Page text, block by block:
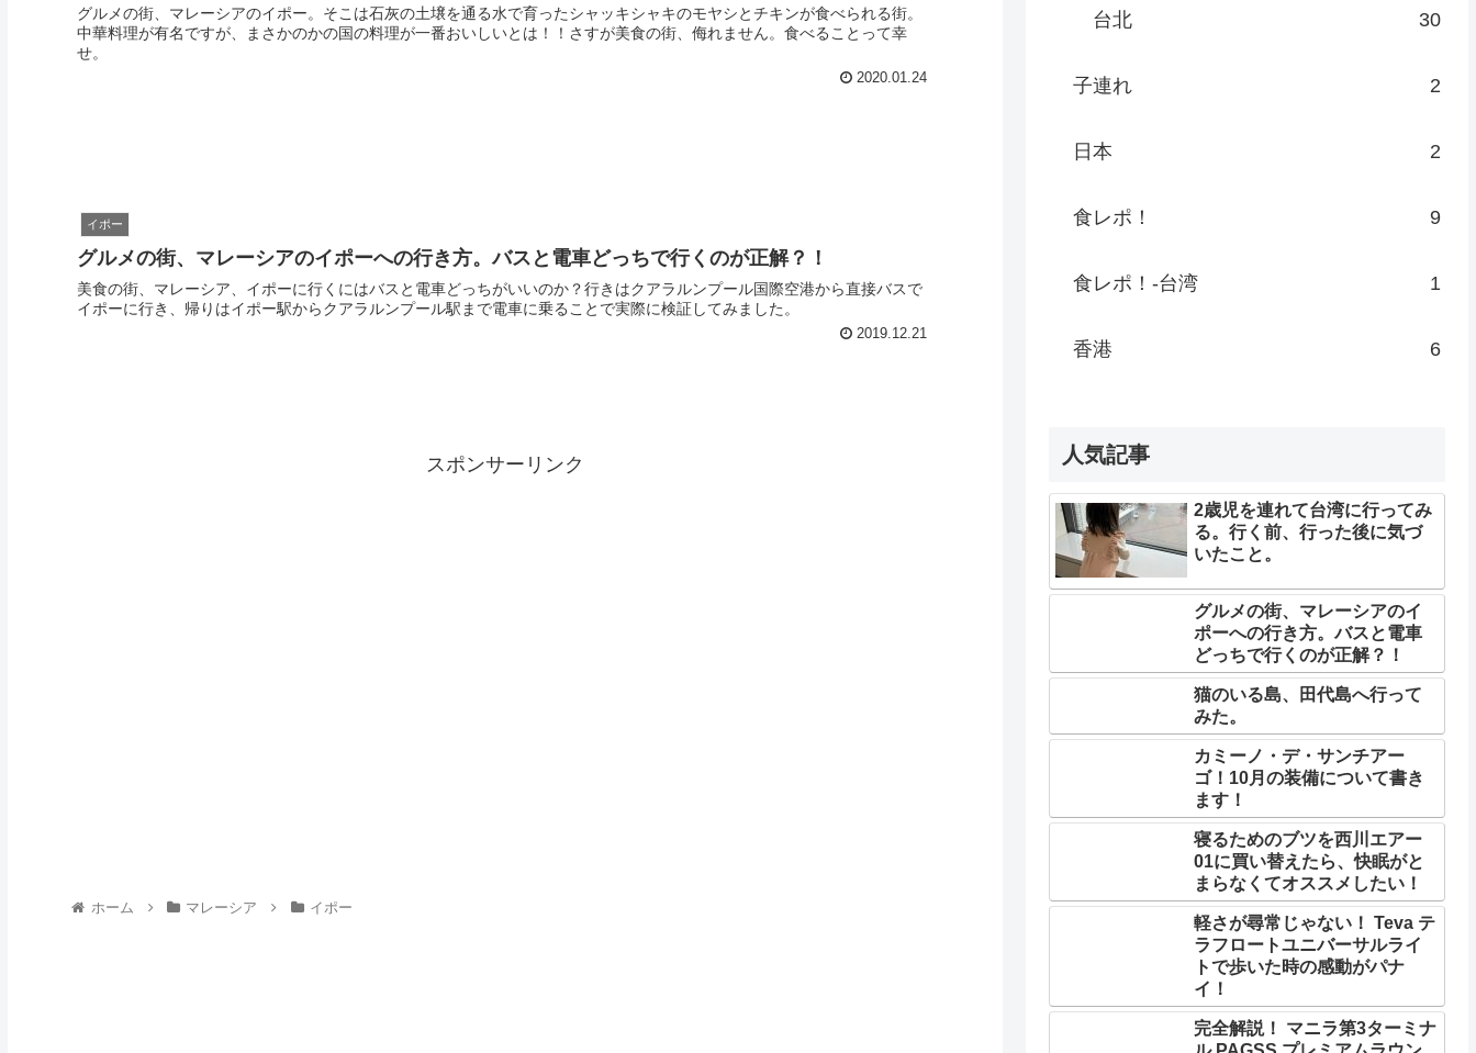
グルメの街、マレーシアのイポー。そこは石灰の土壌を通る水で育ったシャッキシャキのモヤシとチキンが食べられる街。
中華料理が有名ですが、まさかのかの国の料理が一番おいしいとは！！さすが美食の街、侮れません。食べることって幸
せ。
2020.01.24
イポー
グルメの街、マレーシアのイポーへの行き方。バスと電車どっちで行くのが正解？！
美食の街、マレーシア、イポーに行くにはバスと電車どっちがいいのか？行きはクアラルンプール国際空港から直接バスで
イポーに行き、帰りはイポー駅からクアラルンプール駅まで電車に乗ることで実際に検証してみました。
2019.12.21
スポンサーリンク
ホーム マレーシア イポー
台北 30
子連れ 2
日本 2
食レポ！ 9
食レポ！-台湾 1
香港 6
人気記事
2歳児を連れて台湾に行ってみ
る。行く前、行った後に気づ
いたこと。
グルメの街、マレーシアのイ
ポーへの行き方。バスと電車
どっちで行くのが正解？！
猫のいる島、田代島へ行って
みた。
カミーノ・デ・サンチアー
ゴ！10月の装備について書き
ます！
寝るためのブツを西川エアー
01に買い替えたら、快眠がと
まらなくてオススメしたい！
軽さが尋常じゃない！ Teva テ
ラフロートユニバーサルライ
トで歩いた時の感動がパナ
イ！
完全解説！ マニラ第3ターミナ